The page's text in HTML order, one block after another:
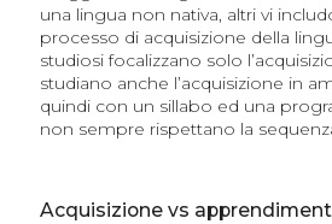
una lingua non nativa, altri vi
processo di acquisizione della
studiosi focalizzano solo
studiano anche l’acquisizione in
quindi con un sillabo ed una
non sempre rispettano la
Acquisizione vs